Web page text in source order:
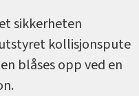
sikkerheten
kollisjonspute
blåses opp ved en